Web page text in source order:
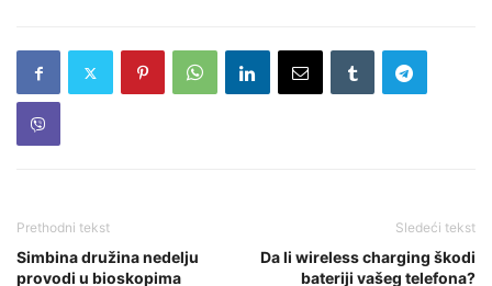
Prethodni tekst
Simbina družina nedelju
provodi u bioskopima
Sledeći tekst
Da li wireless charging škodi
bateriji vašeg telefona?